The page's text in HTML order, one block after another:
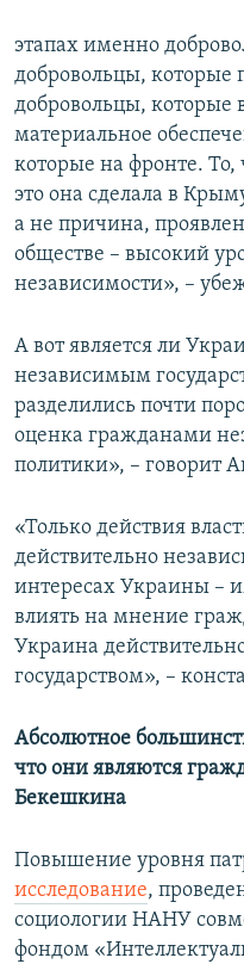
этапах именно
добровольцы, которые
добровольцы, которые
материальное
которые на фронте. То,
это она сделала в
а не причина,
обществе – высокий
независимости», –
А вот является ли
независимым
разделились почти
оценка гражданами
политики», – говорит
«Только действия
действительно
интересах Украины –
влиять на мнение
Украина
государством», –
Абсолютное
что они являются
Бекешкина
Повышение уровня
исследование,
социологии НАНУ
фондом